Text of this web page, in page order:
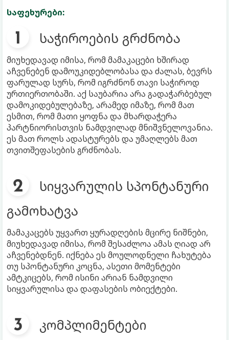
საფეხურები:
საჭიროების გრძნობა
მიუხედავად იმისა, რომ მამაკაცები ხშირად
აჩვენებენ დამოუკიდებლობასა და ძალას, ბევრს
ფარულად სურს, რომ იგრძნონ თავი საჭიროდ
ურთიერთობაში. აქ საუბარია არა გადაჭარბებულ
დამოკიდებულებაზე, არამედ იმაზე, რომ მათ
ესმით, რომ მათი ყოფნა და მხარდაჭერა
პარტნიორისთვის ნამდვილად მნიშვნელოვანია.
ეს მათ როლს ადასტურებს და უმაღლებს მათ
თვითშეფასების გრძნობას.
სიყვარულის სპონტანური
გამოხატვა
მამაკაცებს უყვართ ყურადღების მცირე ნიშნები,
მიუხედავად იმისა, რომ შესაძლოა ამას ღიად არ
აჩვენებდნენ. იქნება ეს მოულოდნელი ჩახუტება
თუ სპონტანური კოცნა, ასეთი მომენტები
ამტკიცებს, რომ ისინი არიან ნამდვილი
სიყვარულისა და დაფასების ობიექტები.
კომპლიმენტები